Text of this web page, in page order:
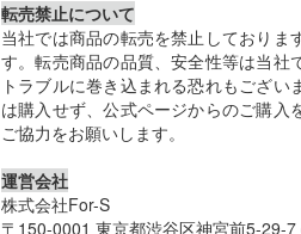
転売禁止について
当社では商品の転売を禁止しており
す。転売商品の品質、安全性等は当社
トラブルに巻き込まれる恐れもござ
は購入せず、公式ページからのご購
ご協力をお願いします。
運営会社
株式会社For-S
〒150-0001 東京都渋谷区神宮前5-29-